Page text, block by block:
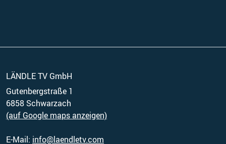
LÄNDLE TV GmbH
Gutenbergstraße 1
(auf Google maps anzeigen)
E-Mail: info@laendletv.com